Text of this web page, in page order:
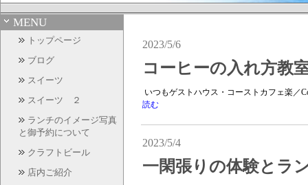
MENU
トップページ
ブログ
スイーツ
スイーツ ２
ランチのイメージ写真
と御予約について
クラフトビール
店内ご紹介
2023/5/6
コーヒーの入れ方教
いつもゲストハウス・コーストカフェ楽／
読む
2023/5/4
一閑張りの体験